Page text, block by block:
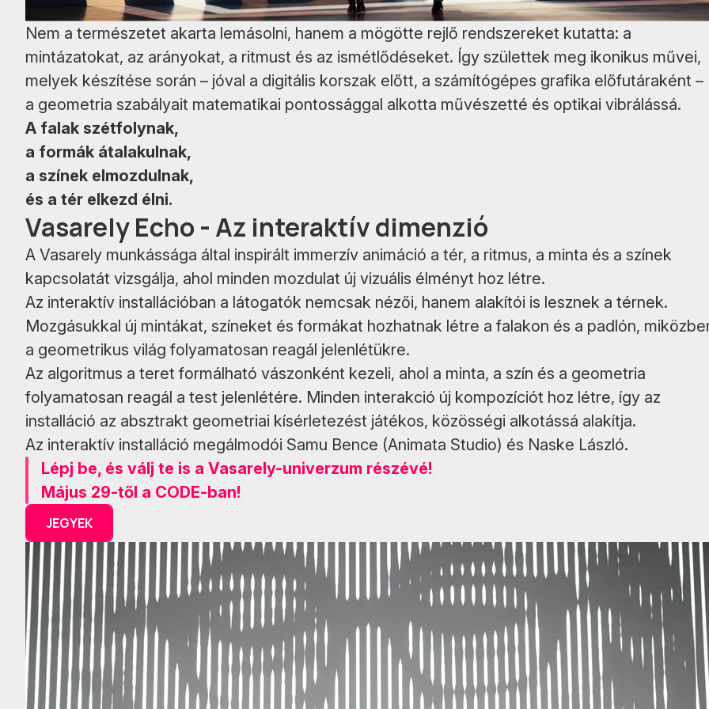
Nem a természetet akarta lemásolni, hanem a mögötte rejlő rendszereket kutatta: a
mintázatokat, az arányokat, a ritmust és az ismétlődéseket. Így születtek meg ikonikus művei,
melyek készítése során – jóval a digitális korszak előtt, a számítógépes grafika előfutáraként –
a geometria szabályait matematikai pontossággal alkotta művészetté és optikai vibrálássá.
A falak szétfolynak,
a formák átalakulnak,
a színek elmozdulnak,
és a tér elkezd élni.
Vasarely Echo - Az interaktív dimenzió
A Vasarely munkássága által inspirált immerzív animáció a tér, a ritmus, a minta és a színek
kapcsolatát vizsgálja, ahol minden mozdulat új vizuális élményt hoz létre.
Az interaktív installációban a látogatók nemcsak nézői, hanem alakítói is lesznek a térnek.
Mozgásukkal új mintákat, színeket és formákat hozhatnak létre a falakon és a padlón,
a geometrikus világ folyamatosan reagál jelenlétükre.
Az algoritmus a teret formálható vászonként kezeli, ahol a minta, a szín és a geometria
folyamatosan reagál a test jelenlétére. Minden interakció új kompozíciót hoz létre, így az
installáció az absztrakt geometriai kísérletezést játékos, közösségi alkotássá alakítja.
Az interaktív installáció megálmodói Samu Bence (Animata Studio) és Naske László.
Lépj be, és válj te is a Vasarely-univerzum részévé!
Május 29-től a CODE-ban!
JEGYEK